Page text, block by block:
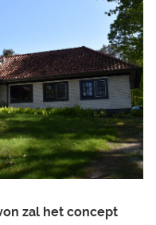
zal het concept